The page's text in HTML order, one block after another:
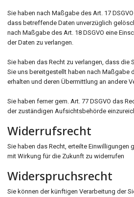
Sie haben nach Maßgabe des Art. 17
dass betreffende Daten unverzüglich
nach Maßgabe des Art. 18 DSGVO eine
der Daten zu verlangen.
Sie haben das Recht zu verlangen, dass die
Sie uns bereitgestellt haben nach Maßgabe
erhalten und deren Übermittlung an andere
Sie haben ferner gem. Art. 77 DSGVO das
der zuständigen Aufsichtsbehörde
Widerrufsrecht
Sie haben das Recht, erteilte Einwilligungen
mit Wirkung für die Zukunft zu widerrufen
Widerspruchsrecht
Sie können der künftigen Verarbeitung der